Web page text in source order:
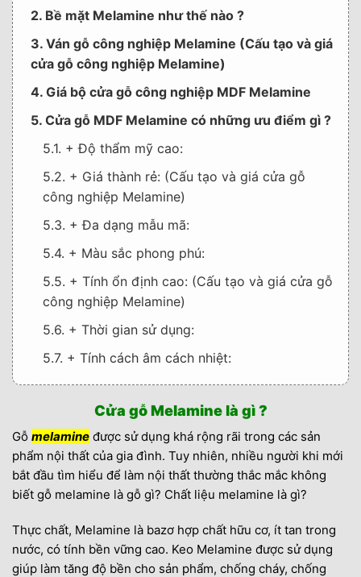
2. Bề mặt Melamine như thế nào ?
3. Ván gỗ công nghiệp Melamine (Cấu tạo và giá
cửa gỗ công nghiệp Melamine)
4. Giá bộ cửa gỗ công nghiệp MDF Melamine
5. Cửa gỗ MDF Melamine có những ưu điểm gì ?
5.1. + Độ thẩm mỹ cao:
5.2. + Giá thành rẻ: (Cấu tạo và giá cửa gỗ
công nghiệp Melamine)
5.3. + Đa dạng mẫu mã:
5.4. + Màu sắc phong phú:
5.5. + Tính ổn định cao: (Cấu tạo và giá cửa gỗ
công nghiệp Melamine)
5.6. + Thời gian sử dụng:
5.7. + Tính cách âm cách nhiệt:
5.8. + Tính dễ di chuyển: (Cấu tạo và giá cửa
gỗ công nghiệp Melamine)
6. Nhược điểm
7. Cấu tạo cửa gỗ MDF melamine (Cấu tạo và giá
cửa gỗ công nghiệp Melamine)
9. Quy trình sản xuất cửa gỗ MDF melamine như
sau:
Cửa gỗ Melamine là gì ?
Gỗ melamine được sử dụng khá rộng rãi trong các sản
phẩm nội thất của gia đình. Tuy nhiên, nhiều người khi mới
bắt đầu tìm hiểu để làm nội thất thường thắc mắc không
biết gỗ melamine là gỗ gì? Chất liệu melamine là gì?
Thực chất, Melamine là bazơ hợp chất hữu cơ, ít tan trong
nước, có tính bền vững cao. Keo Melamine được sử dụng
giúp làm tăng độ bền cho sản phẩm, chống cháy, chống